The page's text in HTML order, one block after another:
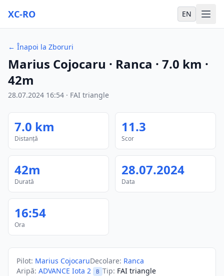
XC-RO EN
← Înapoi la Zboruri
Marius Cojocaru · Ranca · 7.0 km ·
42m
28.07.2024 16:54 · FAI triangle
7.0 km
Distanță
11.3
Scor
42m
Durată
28.07.2024
Data
16:54
Ora
Pilot: Marius CojocaruDecolare: Ranca
Aripă: ADVANCE Iota 2 B Tip: FAI triangle